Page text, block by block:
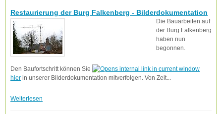
Restaurierung der Burg Falkenberg - Bilderdokumentation
Die Bauarbeiten auf
der Burg Falkenberg
haben nun
begonnen.
Den Baufortschritt können Sie
hier in unserer Bilderdokumentation mitverfolgen. Von Zeit...
Weiterlesen